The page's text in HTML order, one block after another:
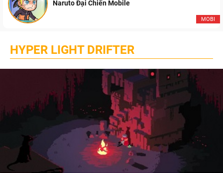
MOBI
Naruto Đại Chiến Mobile
HYPER LIGHT DRIFTER